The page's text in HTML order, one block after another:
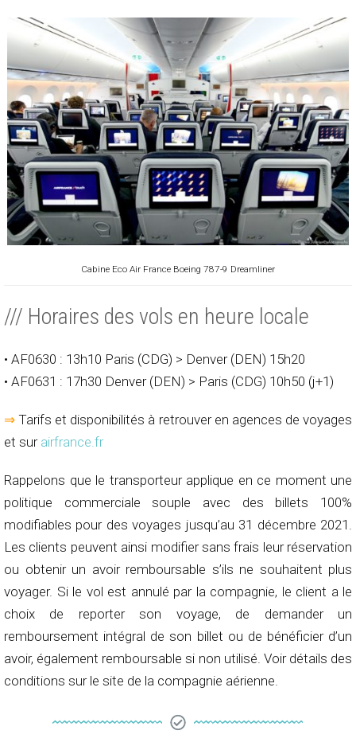
Cabine Eco Air France Boeing 787-9 Dreamliner
/// Horaires des vols en heure locale
• AF0630 : 13h10 Paris (CDG) > Denver (DEN) 15h20
• AF0631 : 17h30 Denver (DEN) > Paris (CDG) 10h50 (j+1)
⇒ Tarifs et disponibilités à retrouver en agences de voyages
et sur airfrance.fr
Rappelons que le transporteur applique en ce moment une
politique commerciale souple avec des billets 100%
modifiables pour des voyages jusqu’au 31 décembre 2021.
Les clients peuvent ainsi modifier sans frais leur réservation
ou obtenir un avoir remboursable s’ils ne souhaitent plus
voyager. Si le vol est annulé par la compagnie, le client a le
choix de reporter son voyage, de demander un
remboursement intégral de son billet ou de bénéficier d’un
avoir, également remboursable si non utilisé. Voir détails des
conditions sur le site de la compagnie aérienne.